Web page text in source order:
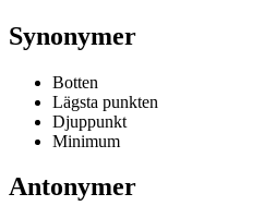
Synonymer
Botten
Lägsta punkten
Djuppunkt
Minimum
Antonymer